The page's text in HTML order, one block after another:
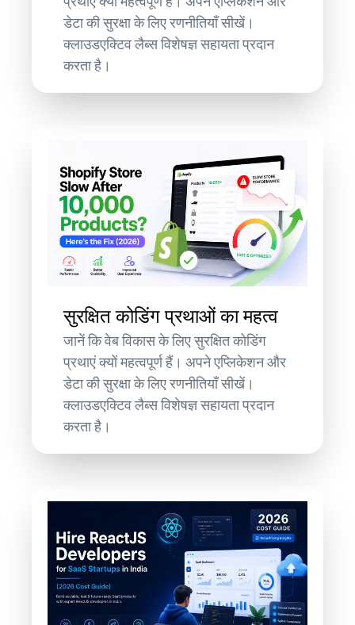
डेटा की सुरक्षा के लिए रणनीतियाँ सीखें।
क्लाउडएक्टिव लैब्स विशेषज्ञ सहायता प्रदान
करता है।
सुरक्षित कोडिंग प्रथाओं का महत्व
जानें कि वेब विकास के लिए सुरक्षित कोडिंग
प्रथाएं क्यों महत्वपूर्ण हैं। अपने एप्लिकेशन और
डेटा की सुरक्षा के लिए रणनीतियाँ सीखें।
क्लाउडएक्टिव लैब्स विशेषज्ञ सहायता प्रदान
करता है।